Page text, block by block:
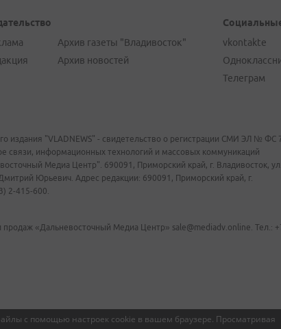
с помощью настроек cookie в вашем браузере. Просматривая
Архив газеты "Владивосток"
Архив новостей
vkontakte
Телеграм
издания "VLADNEWS" - свидетельство о регистрации СМИ ЭЛ № ФС
связи, информационных технологий и массовых коммуникаций
Медиа Центр". 690091, Приморский край, г. Владивосток, ул.
Юрьевич. Адрес редакции: 690091, Приморский край, г.
2-415-600.
«Дальневосточный Медиа Центр» sale@mediadv.online. Тел.: